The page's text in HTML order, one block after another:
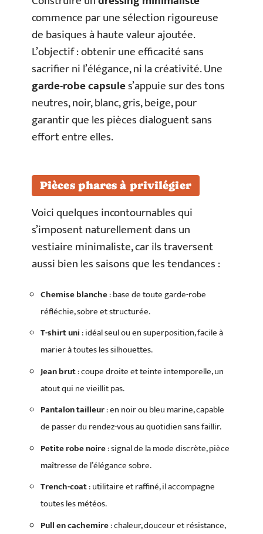
commence par une sélection rigoureuse
de basiques à haute valeur ajoutée.
L’objectif : obtenir une efficacité sans
sacrifier ni l’élégance, ni la créativité. Une
garde-robe capsules’appuie sur des tons
neutres, noir, blanc, gris, beige, pour
garantir que les pièces dialoguent sans
effort entre elles.
Pièces phares à privilégier
Voici quelques incontournables qui
s’imposent naturellement dans un
vestiaire minimaliste, car ils traversent
aussi bien les saisons que les tendances :
Chemise blanche: base de toute garde-robe
réfléchie, sobre et structurée.
T-shirt uni: idéal seul ou en superposition, facile à
marier à toutes les silhouettes.
Jean brut: coupe droite et teinte intemporelle, un
atout qui ne vieillit pas.
Pantalon tailleur: en noir ou bleu marine, capable
de passer du rendez-vous au quotidien sans faillir.
Petite robe noire: signal de la mode discrète, pièce
maîtresse de l’élégance sobre.
Trench-coat: utilitaire et raffiné, il accompagne
toutes les météos.
Pull en cachemire: chaleur, douceur et résistance,